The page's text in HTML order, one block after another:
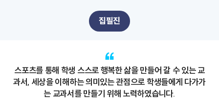
집필진
스포츠를 통해 학생 스스로 행복한 삶을 만들어 갈 수 있는 교
과서, 세상을 이해하는 의미있는 관점으로 학생들에게 다가가
는 교과서를 만들기 위해 노력하였습니다.